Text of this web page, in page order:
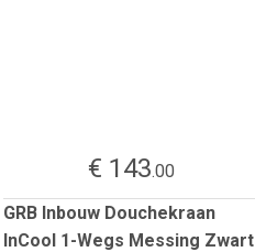
€ 143.00
GRB Inbouw Douchekraan
InCool 1-Wegs Messing Zwart